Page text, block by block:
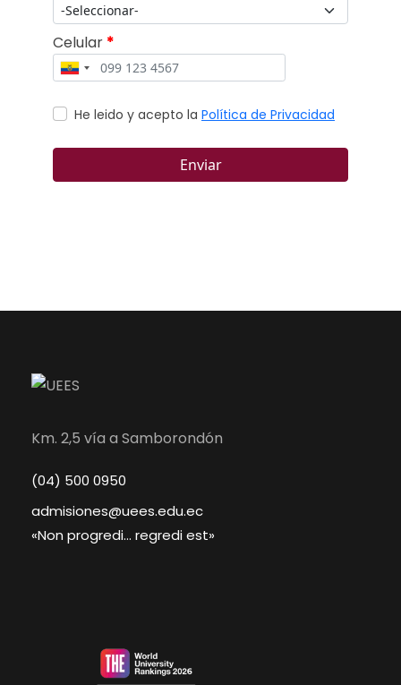
Km. 2,5 vía a Samborondón
(04) 500 0950
admisiones@uees.edu.ec
«Non progredi… regredi est»